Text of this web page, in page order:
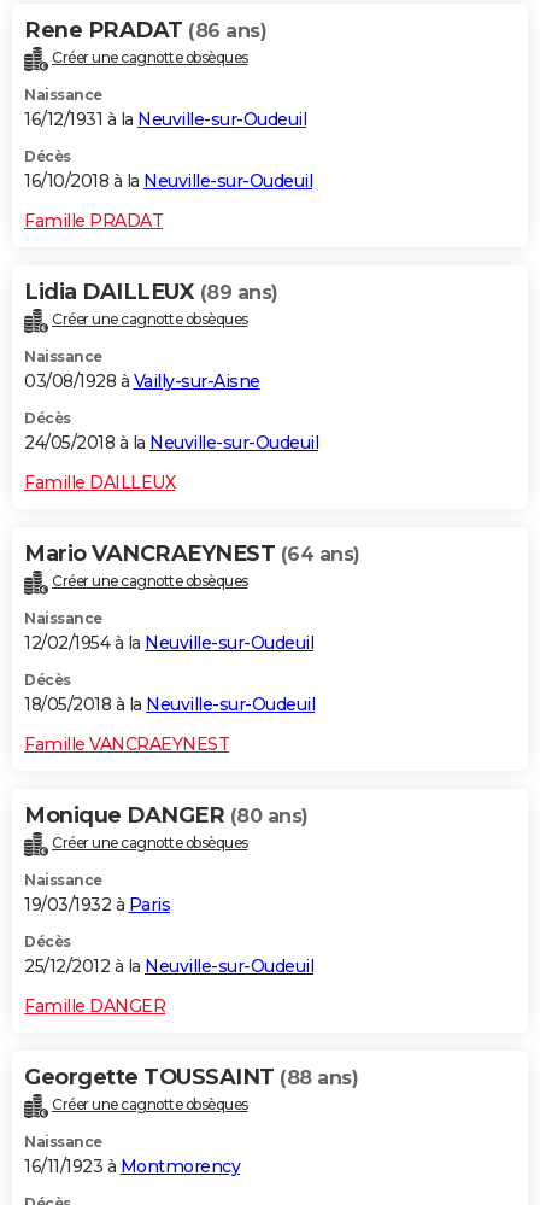
Rene PRADAT (86 ans)
Créer une cagnotte obsèques
Naissance
16/12/1931 à la Neuville-sur-Oudeuil
Décès
16/10/2018 à la Neuville-sur-Oudeuil
Famille PRADAT
Lidia DAILLEUX (89 ans)
Créer une cagnotte obsèques
Naissance
03/08/1928 à Vailly-sur-Aisne
Décès
24/05/2018 à la Neuville-sur-Oudeuil
Famille DAILLEUX
Mario VANCRAEYNEST (64 ans)
Créer une cagnotte obsèques
Naissance
12/02/1954 à la Neuville-sur-Oudeuil
Décès
18/05/2018 à la Neuville-sur-Oudeuil
Famille VANCRAEYNEST
Monique DANGER (80 ans)
Créer une cagnotte obsèques
Naissance
19/03/1932 à Paris
Décès
25/12/2012 à la Neuville-sur-Oudeuil
Famille DANGER
Georgette TOUSSAINT (88 ans)
Créer une cagnotte obsèques
Naissance
16/11/1923 à Montmorency